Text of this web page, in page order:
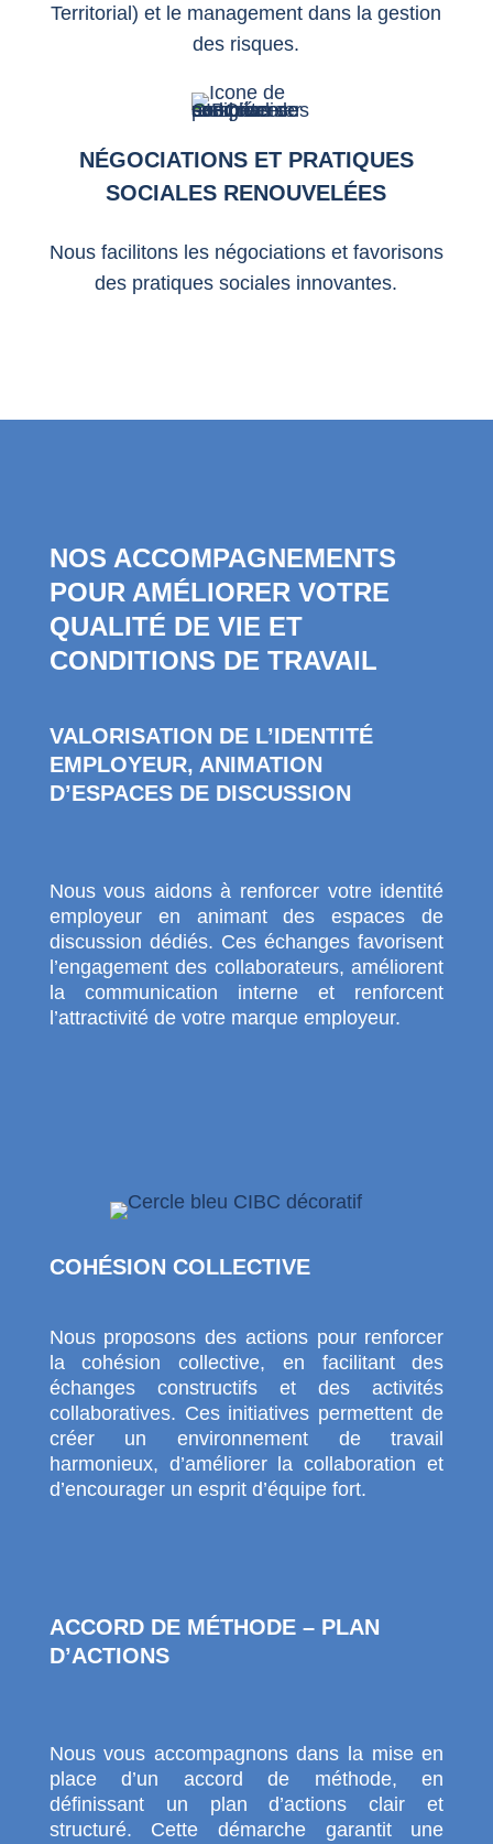
Territorial) et le management dans la gestion
des risques.
NÉGOCIATIONS ET PRATIQUES
SOCIALES RENOUVELÉES
Nous facilitons les négociations et favorisons
des pratiques sociales innovantes.
NOS ACCOMPAGNEMENTS
POUR AMÉLIORER VOTRE
QUALITÉ DE VIE ET
CONDITIONS DE TRAVAIL
VALORISATION DE L’IDENTITÉ
EMPLOYEUR, ANIMATION
D’ESPACES DE DISCUSSION
Nous vous aidons à renforcer votre identité
employeur en animant des espaces de
discussion dédiés. Ces échanges favorisent
l’engagement des collaborateurs, améliorent
la communication interne et renforcent
l’attractivité de votre marque employeur.
COHÉSION COLLECTIVE
Nous proposons des actions pour renforcer
la cohésion collective, en facilitant des
échanges constructifs et des activités
collaboratives. Ces initiatives permettent de
créer un environnement de travail
harmonieux, d’améliorer la collaboration et
d’encourager un esprit d’équipe fort.
ACCORD DE MÉTHODE – PLAN
D’ACTIONS
Nous vous accompagnons dans la mise en
place d’un accord de méthode, en
définissant un plan d’actions clair et
structuré. Cette démarche garantit une